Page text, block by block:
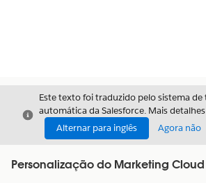
Fechar
Este texto foi traduzido pelo sistema
automática da Salesforce. Mais detalhes
Alternar para inglês
Agora não
Personalização do Marketing Cloud